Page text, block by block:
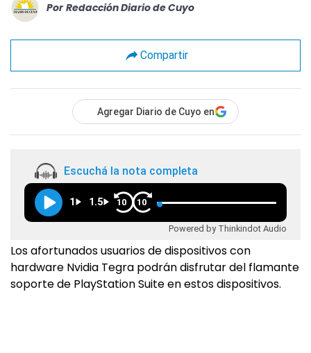
Por Redacción Diario de Cuyo
Compartir
Agregar Diario de Cuyo en
Escuchá la nota completa
1 1.5 10 10
Powered by Thinkindot Audio
Los afortunados usuarios de dispositivos con
hardware Nvidia Tegra podrán disfrutar del flamante
soporte de PlayStation Suite en estos dispositivos.